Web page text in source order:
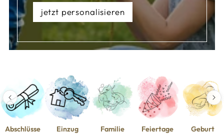
jetzt personalisieren
Abschlüsse Einzug Familie Feiertage Geburt